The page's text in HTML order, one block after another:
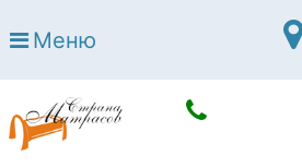
Страна матрасов
Open submenu (Матрасы)
Open submenu (Кровати)
Кровати
Open submenu (Аксессуары)
Меню